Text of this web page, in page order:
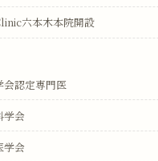
六本木本院開設
会認定専門医
学会
学会